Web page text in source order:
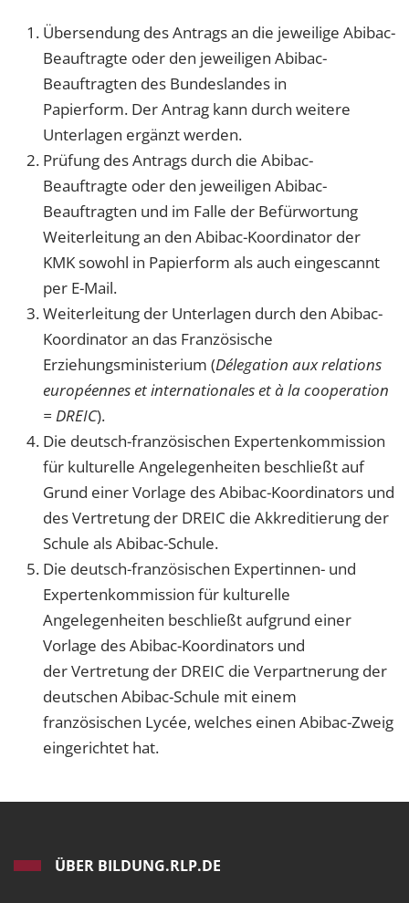
Übersendung des Antrags an die jeweilige Abibac-
Beauftragte oder den jeweiligen Abibac-
Beauftragten des Bundeslandes in
Papierform. Der Antrag kann durch weitere
Unterlagen ergänzt werden.
Prüfung des Antrags durch die Abibac-
Beauftragte oder den jeweiligen Abibac-
Beauftragten und im Falle der Befürwortung
Weiterleitung an den Abibac-Koordinator der
KMK sowohl in Papierform als auch eingescannt
per E-Mail.
Weiterleitung der Unterlagen durch den Abibac-
Koordinator an das Französische
Erziehungsministerium (Délegation aux relations
européennes et internationales et à la cooperation
= DREIC).
Die deutsch-französischen Expertenkommission
für kulturelle Angelegenheiten beschließt auf
Grund einer Vorlage des Abibac-Koordinators und
des Vertretung der DREIC die Akkreditierung der
Schule als Abibac-Schule.
Die deutsch-französischen Expertinnen- und
Expertenkommission für kulturelle
Angelegenheiten beschließt aufgrund einer
Vorlage des Abibac-Koordinators und
der Vertretung der DREIC die Verpartnerung der
deutschen Abibac-Schule mit einem
französischen Lycée, welches einen Abibac-Zweig
eingerichtet hat.
ÜBER BILDUNG.RLP.DE